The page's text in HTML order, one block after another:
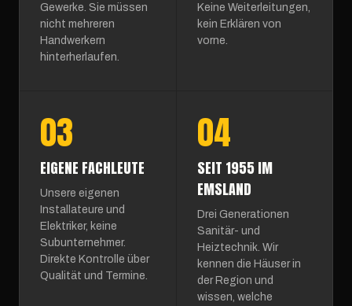
Gewerke. Sie müssen
nicht mehreren
Handwerkern
hinterherlaufen.
Keine Weiterleitungen,
kein Erklären von
vorne.
03
EIGENE FACHLEUTE
Unsere eigenen
Installateure und
Elektriker, keine
Subunternehmer.
Direkte Kontrolle über
Qualität und Termine.
04
SEIT 1955 IM
EMSLAND
Drei Generationen
Sanitär- und
Heiztechnik. Wir
kennen die Häuser in
der Region und
wissen, welche